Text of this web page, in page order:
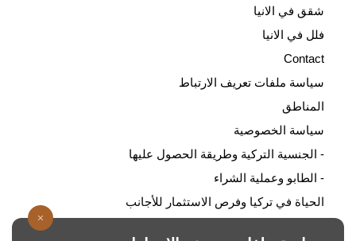
شقق في الانيا
فلل في الانيا
Contact
سياسة ملفات تعريف الارتباط
المناطق
سياسة الخصوصية
- الجنسية التركية وطريقة الحصول عليها
- الطابو وعملية الشراء
الحياة في تركيا وفرص الاستثمار للأجانب